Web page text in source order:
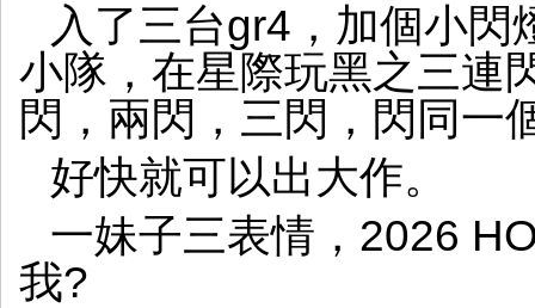
入了三台gr4，加個小
小隊，在星際玩黑之三連
閃，兩閃，三閃，閃同一
好快就可以出大作。
一妹子三表情，2026
我?